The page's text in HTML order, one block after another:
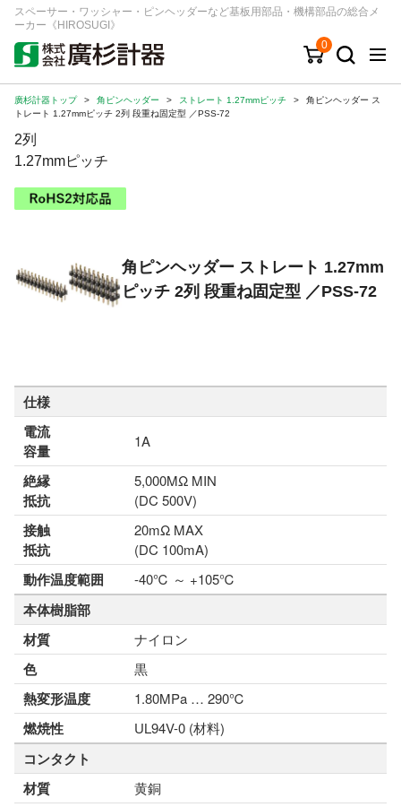
スペーサー・ワッシャー・ピンヘッダーなど基板用部品・機構部品の総合メ
ーカー《HIROSUGI》
0
キーワード 品番/シリーズ
商品カテゴリから探す
ジャンルから探す
シリーズから探す
ログイン
注文・見積りについて
会社情報
廣杉計器トップ > 角ピンヘッダー > ストレート 1.27mmピッチ >
角ピンヘッダー ス
トレート 1.27mmピッチ 2列 段重ね固定型 ／PSS-72
2列
1.27mmピッチ
角ピンヘッダー ストレート 1.27mm
ピッチ 2列 段重ね固定型 ／PSS-72
仕様
電流
容量
1A
絶縁
抵抗
5,000MΩ MIN
(DC 500V)
接触
抵抗
20mΩ MAX
(DC 100mA)
動作温度範囲 -40℃ ～ +105℃
本体樹脂部
材質
ナイロン
色 黒
熱変形温度 1.80MPa … 290℃
燃焼性 UL94V-0 (材料)
コンタクト
材質
黄銅